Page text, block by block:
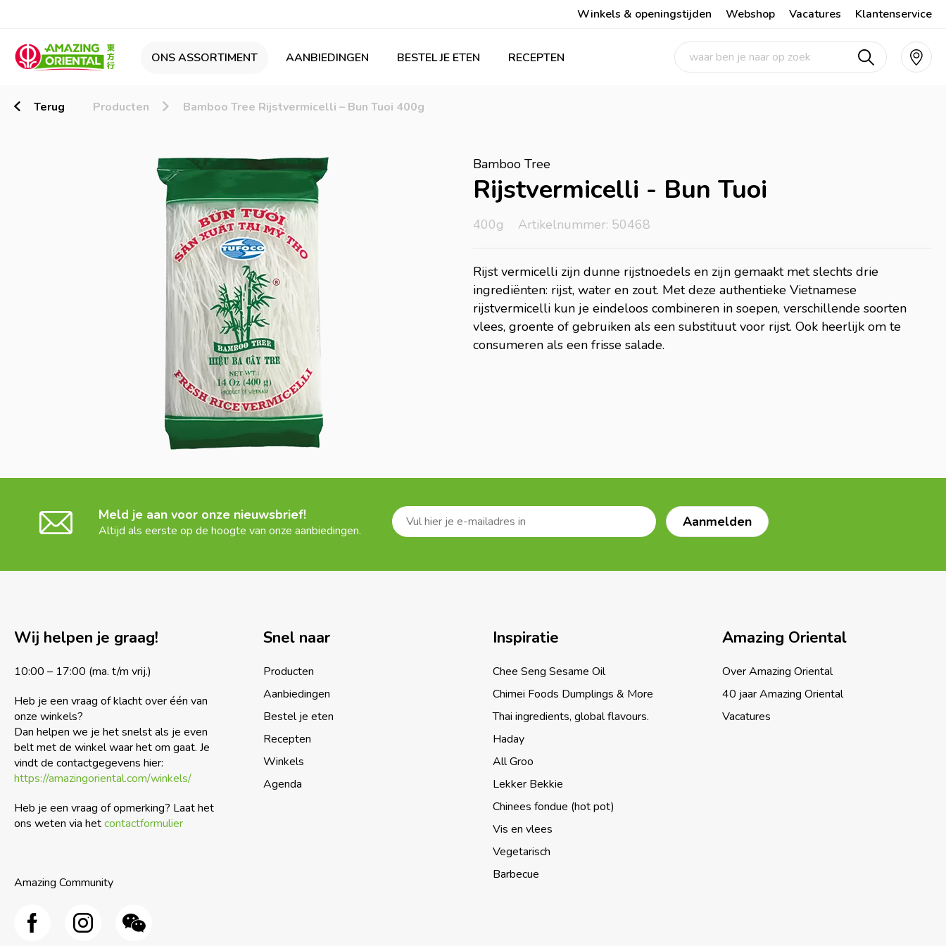
Winkels & openingstijden Webshop Vacatures Klantenservice
ONS ASSORTIMENT AANBIEDINGEN BESTEL JE ETEN RECEPTEN
Terug Producten Bamboo Tree Rijstvermicelli – Bun Tuoi 400g
Bamboo Tree
Rijstvermicelli - Bun Tuoi
400g Artikelnummer: 50468
Rijst vermicelli zijn dunne rijstnoedels en zijn gemaakt met slechts drie
ingrediënten: rijst, water en zout. Met deze authentieke Vietnamese
rijstvermicelli kun je eindeloos combineren in soepen, verschillende soorten
vlees, groente of gebruiken als een substituut voor rijst. Ook heerlijk om te
consumeren als een frisse salade.
Meld je aan voor onze nieuwsbrief!
Altijd als eerste op de hoogte van onze aanbiedingen.
Wij helpen je graag!
10:00 – 17:00 (ma. t/m vrij.)
Heb je een vraag of klacht over één van
onze winkels?
Dan helpen we je het snelst als je even
belt met de winkel waar het om gaat. Je
vindt de contactgegevens hier:
https://amazingoriental.com/winkels/
Heb je een vraag of opmerking? Laat het
ons weten via hetcontactformulier
Amazing Community
Snel naar
Producten
Aanbiedingen
Bestel je eten
Recepten
Winkels
Agenda
Inspiratie
Chee Seng Sesame Oil
Chimei Foods Dumplings & More
Thai ingredients, global flavours.
Haday
All Groo
Lekker Bekkie
Chinees fondue (hot pot)
Vis en vlees
Vegetarisch
Barbecue
Amazing Oriental
Over Amazing Oriental
40 jaar Amazing Oriental
Vacatures